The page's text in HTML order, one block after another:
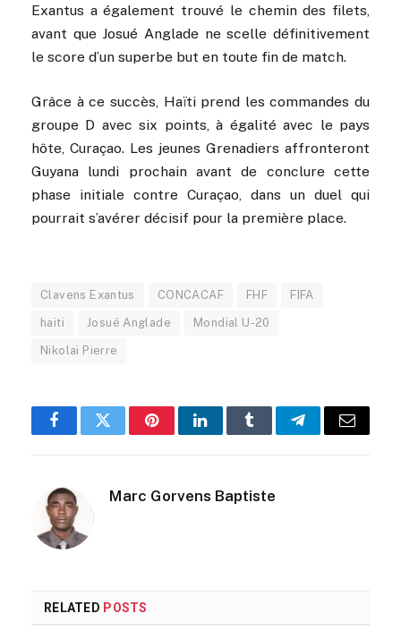
Exantus a également trouvé le chemin des filets,
avant que Josué Anglade ne scelle définitivement
le score d’un superbe but en toute fin de match.
Grâce à ce succès, Haïti prend les commandes du
groupe D avec six points, à égalité avec le pays
hôte, Curaçao. Les jeunes Grenadiers affronteront
Guyana lundi prochain avant de conclure cette
phase initiale contre Curaçao, dans un duel qui
pourrait s’avérer décisif pour la première place.
Clavens Exantus CONCACAF FHF FIFA
haiti Josué Anglade Mondial U-20
Nikolai Pierre
FacebookTwitterPinterestLinkedInTumblrTelegramEmail
Marc Gorvens Baptiste
RELATED POSTS